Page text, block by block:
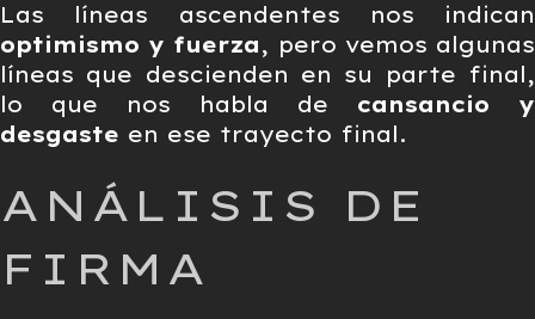
Las líneas ascendentes nos indican
optimismo y fuerza, pero vemos algunas
líneas que descienden en su parte final,
lo que nos habla de cansancio y
desgaste en ese trayecto final.
ANÁLISIS DE
FIRMA